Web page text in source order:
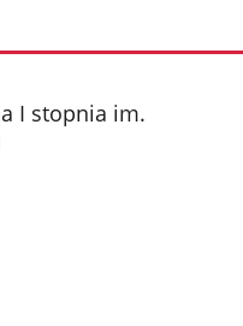
I stopnia im.